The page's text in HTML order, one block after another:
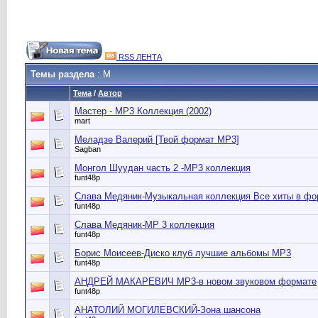
RSS ЛЕНТА
Темы раздела: М
Тема / Автор
Мастер - МР3 Коллекция (2002)
mart
Меладзе Валерий [Твой формат МР3]
Sagban
Монгол Шуудан часть 2 -МР3 коллекция
funt48p
Слава Медяник-Музыкальная коллекция Все хиты в
funt48p
Слава Медяник-МР 3 коллекция
funt48p
Борис Моисеев-Диско клуб лучшие альбомы МР3
funt48p
АНДРЕЙ МАКАРЕВИЧ МР3-в новом звуковом формате
funt48p
АНАТОЛИЙ МОГИЛЕВСКИЙ-Зона шансона